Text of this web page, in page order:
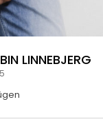
LINNEBJERG